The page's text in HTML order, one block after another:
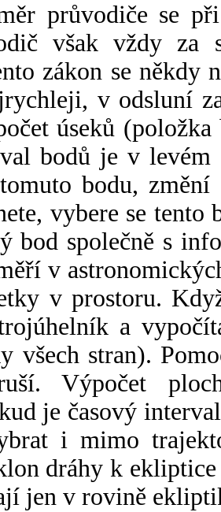
průvodiče se
však vždy za
zákon se někdy
v odsluní
úseků
bodů je v
bodu,
vybere se tento
bod společně s
v
v prostoru.
a
všech stran).
Výpočet
je časový
i mimo
dráhy k
jen v rovině